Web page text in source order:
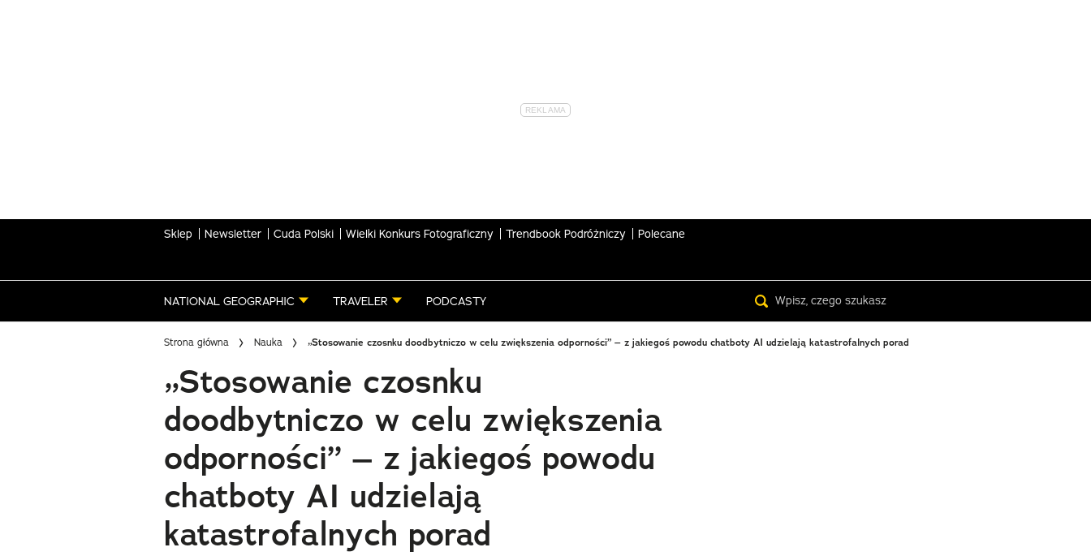
Sklep Newsletter Cuda Polski Wielki Konkurs Fotograficzny Trendbook Podróżniczy Polecane
NATIONAL GEOGRAPHIC TRAVELER PODCASTY
Strona główna Nauka „Stosowanie czosnku doodbytniczo w celu zwiększenia odporności” – z jakiegoś powodu chatboty AI udzielają katastrofalnych porad
„Stosowanie czosnku
doodbytniczo w celu zwiększenia
odporności” – z jakiegoś powodu
chatboty AI udzielają
katastrofalnych porad